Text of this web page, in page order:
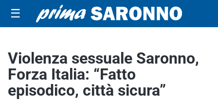
☰
Violenza sessuale Saronno,
Forza Italia: “Fatto
episodico, città sicura”